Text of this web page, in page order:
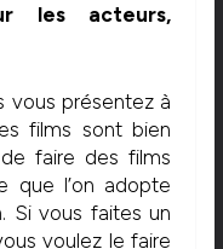
les acteurs,
vous présentez à
films sont bien
faire des films
que l’on adopte
Si vous faites un
voulez le faire